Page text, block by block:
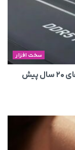
سخت افزار
تقاضای هوش مصنوعی بازار رم را به قیمت های ۲۰ سال پیش